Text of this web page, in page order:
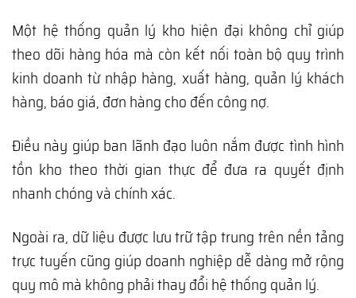
Một hệ thống quản lý kho hiện đại không chỉ giúp
theo dõi hàng hóa mà còn kết nối toàn bộ quy trình
kinh doanh từ nhập hàng, xuất hàng, quản lý khách
hàng, báo giá, đơn hàng cho đến công nợ.
Điều này giúp ban lãnh đạo luôn nắm được tình hình
tồn kho theo thời gian thực để đưa ra quyết định
nhanh chóng và chính xác.
Ngoài ra, dữ liệu được lưu trữ tập trung trên nền tảng
trực tuyến cũng giúp doanh nghiệp dễ dàng mở rộng
quy mô mà không phải thay đổi hệ thống quản lý.